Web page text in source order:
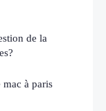
de la
à paris